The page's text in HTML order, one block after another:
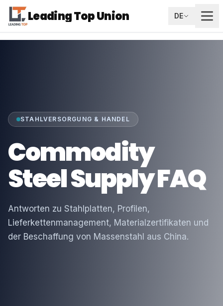
Leading Top Union DE
STAHLVERSORGUNG & HANDEL
Commodity
Steel Supply FAQ
Antworten zu Stahlplatten, Profilen,
Lieferkettenmanagement, Materialzertifikaten und
der Beschaffung von Massenstahl aus China.